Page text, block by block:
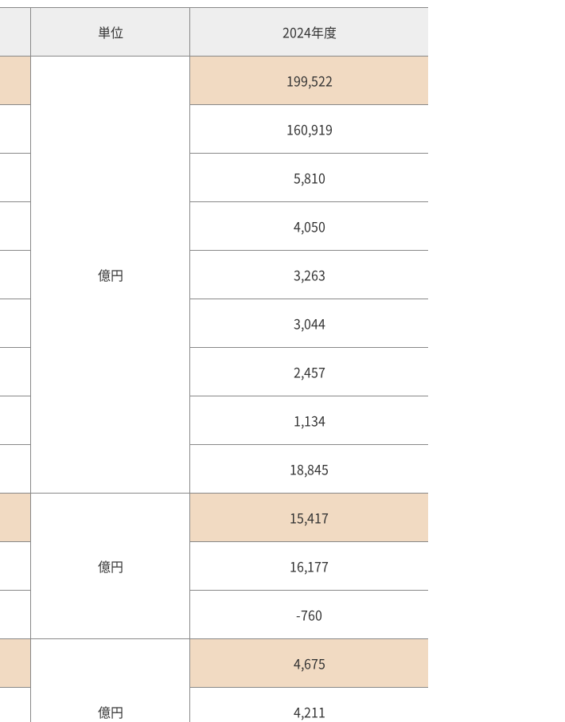
単位 2024年度
億円
199,522
160,919
5,810
4,050
3,263
3,044
2,457
1,134
18,845
億円
15,417
16,177
-760
億円
4,675
4,211